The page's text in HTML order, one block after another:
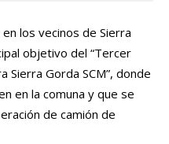
los vecinos de Sierra
objetivo del “Tercer
Sierra Gorda SCM”, donde
en la comuna y que se
de camión de